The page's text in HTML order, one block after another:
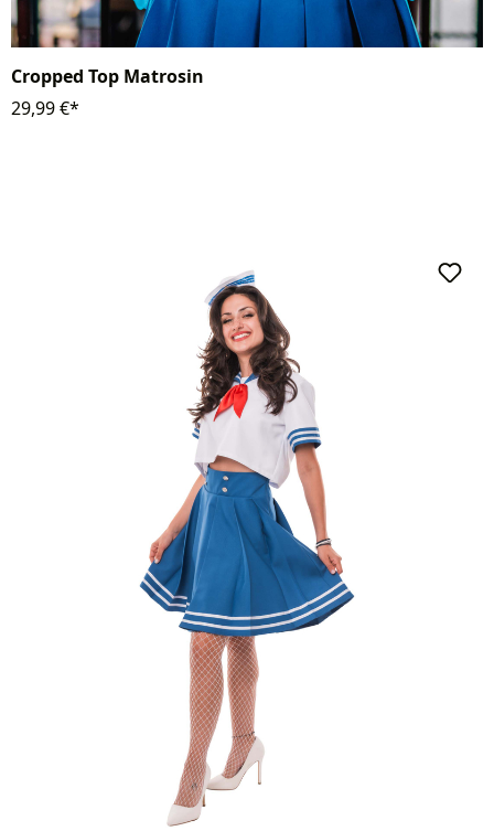
Cropped Top Matrosin
29,99 €*